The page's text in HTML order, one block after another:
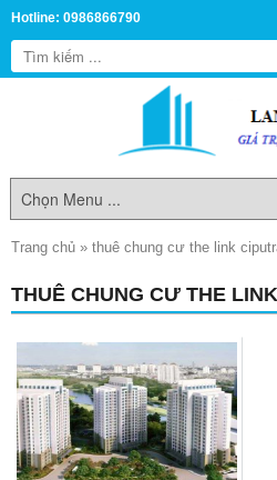
Hotline: 0986866790
Trang chủ » thuê chung cư the link
THUÊ CHUNG CƯ THE